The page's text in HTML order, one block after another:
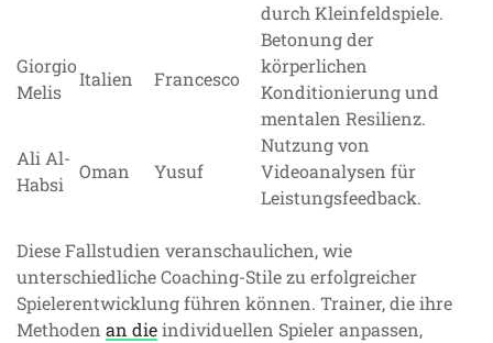
durch Kleinfeldspiele.
Giorgio
Melis
Italien Francesco
Betonung der
körperlichen
Konditionierung und
mentalen Resilienz.
Ali Al-
Habsi
Oman Yusuf
Nutzung von
Videoanalysen für
Leistungsfeedback.
Diese Fallstudien veranschaulichen, wie
unterschiedliche Coaching-Stile zu erfolgreicher
Spielerentwicklung führen können. Trainer, die ihre
Methoden an dieindividuellen Spieler anpassen,